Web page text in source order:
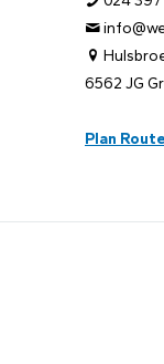
6562 JG
Plan Route